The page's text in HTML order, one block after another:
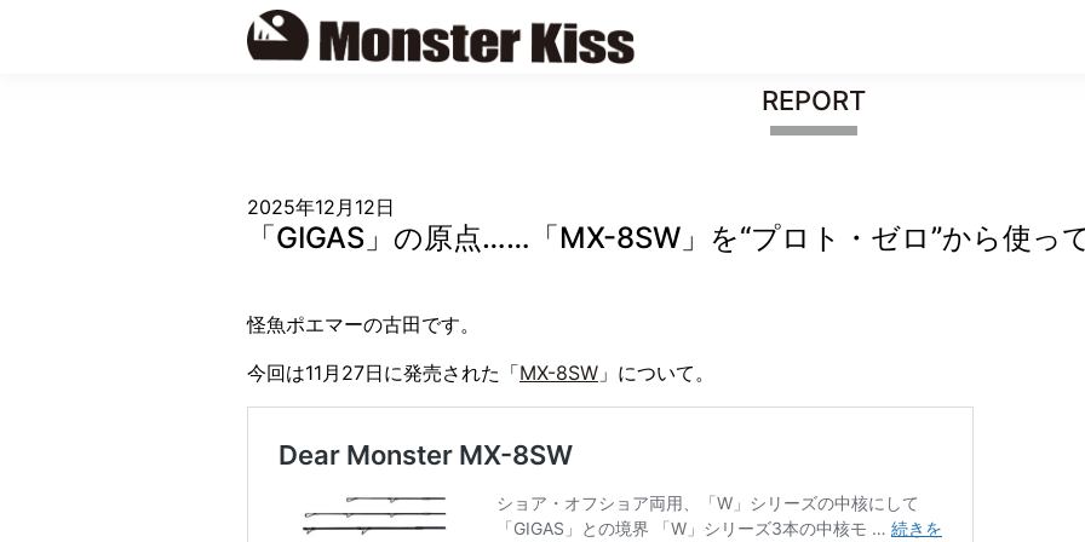
REPORT
2025年12月12日
「GIGAS」の原点……「MX-8SW」を“プロト・ゼロ”から使っ
怪魚ポエマーの古田です。
今回は11月27日に発売された「MX-8SW 」について。